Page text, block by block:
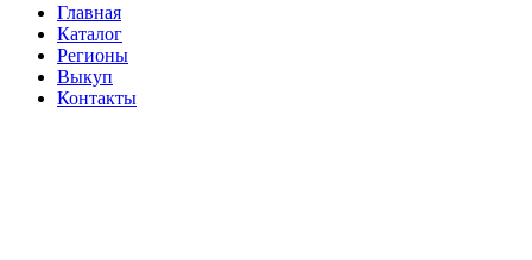
Главная
Каталог
Регионы
Выкуп
Контакты